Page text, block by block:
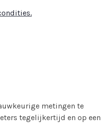
metingen te
tegelijkertijd en op een